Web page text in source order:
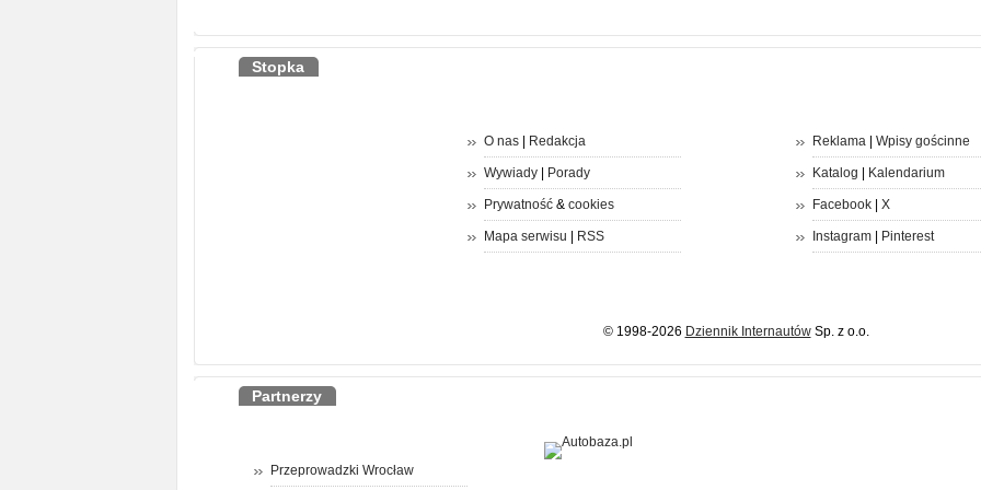
Stopka
O nas| Redakcja
Wywiady| Porady
Prywatność& cookies
Mapa serwisu RSS
Reklama| Wpisy gościnne
Katalog Kalendarium
Facebook| X
Instagram| Pinterest
© 1998-2026 Dziennik InternautówSp. z o.o.
Partnerzy
Przeprowadzki Wrocław